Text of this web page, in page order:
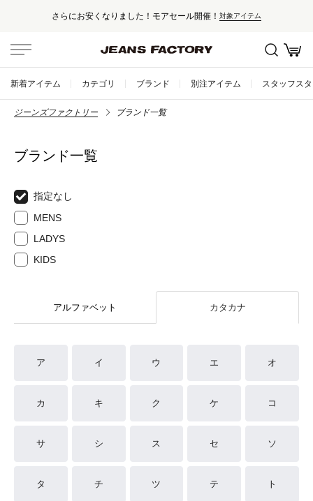
さらにお安くなりました！モアセール開催！ 対象アイテム
新着アイテム カテゴリ ブランド 別注アイテム スタッフス
ジーンズファクトリー ブランド一覧
ブランド一覧
指定なし
MENS
LADYS
KIDS
アルファベット カタカナ
ア イ ウ エ オ
カ キ ク ケ コ
サ シ ス セ ソ
タ チ ツ テ ト